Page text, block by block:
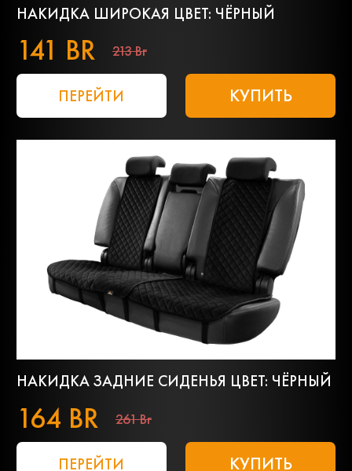
НАКИДКА ШИРОКАЯ ЦВЕТ: ЧЁРНЫЙ
141 BR 213 Br
ПЕРЕЙТИ КУПИТЬ
НАКИДКА ЗАДНИЕ СИДЕНЬЯ ЦВЕТ: ЧЁРНЫЙ
164 BR 261 Br
ПЕРЕЙТИ КУПИТЬ